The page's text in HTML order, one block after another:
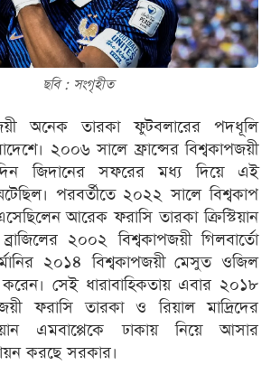
ছবি : সংগৃহীত
অনেক তারকা ফুটবলারের পদধূলি
২০০৬ সালে ফ্রান্সের বিশ্বকাপজয়ী
জিদানের সফরের মধ্য দিয়ে এই
পরবর্তীতে ২০২২ সালে বিশ্বকাপ
আরেক ফরাসি তারকা ক্রিস্টিয়ান
ব্রাজিলের ২০০২ বিশ্বকাপজয়ী গিলবার্তো
২০১৪ বিশ্বকাপজয়ী মেসুত ওজিল
সেই ধারাবাহিকতায় এবার ২০১৮
ফরাসি তারকা ও রিয়াল মাদ্রিদের
এমবাপ্পেকে ঢাকায় নিয়ে আসার
করছে সরকার।